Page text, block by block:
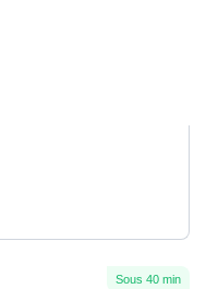
Sous 40 min